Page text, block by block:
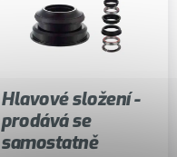
Hlavové složení -
prodává se
samostatně